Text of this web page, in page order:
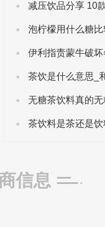
减压饮品分享 10
泡柠檬用什么糖
伊利指责蒙牛破
无糖茶饮料真的
茶饮料是茶还是
信息